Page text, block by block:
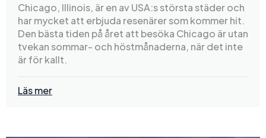
Chicago, Illinois, är en av USA:s största städer och
har mycket att erbjuda resenärer som kommer hit.
Den bästa tiden på året att besöka Chicago är utan
tvekan sommar- och höstmånaderna, när det inte
är för kallt.
Läs mer